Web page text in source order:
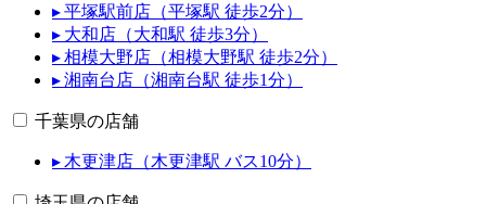
▸ 平塚駅前店（平塚駅 徒歩2分）
▸ 大和店（大和駅 徒歩3分）
▸ 相模大野店（相模大野駅 徒歩2分）
▸ 湘南台店（湘南台駅 徒歩1分）
千葉県の店舗
▸ 木更津店（木更津駅 バス10分）